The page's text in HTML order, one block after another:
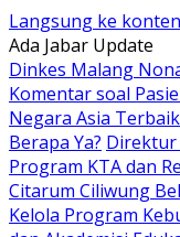
Langsung ke konten
Ada Jabar Update
Dinkes Malang
Komentar soal
Negara Asia
Berapa Ya? Direktur
Program KTA dan
Citarum Ciliwung
Kelola Program